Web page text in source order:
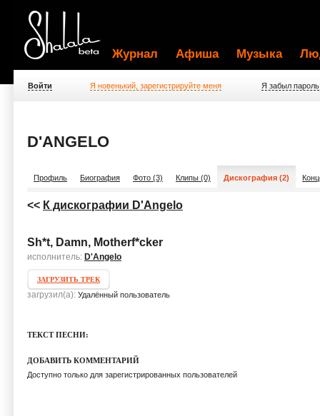
Журнал Афиша Музыка
Войти Я новенький, зарегистрируйте меня Я забыл пароль
D'ANGELO
Профиль Биография Фото (3) Клипы (0) Дискография (2)
<< К дискографии D'Angelo
Sh*t, Damn, Motherf*cker
исполнитель: D'Angelo
ЗАГРУЗИТЬ ТРЕК
загрузил(а): Удалённый пользователь
ТЕКСТ ПЕСНИ:
ДОБАВИТЬ КОММЕНТАРИЙ
Доступно только для зарегистрированных пользователей